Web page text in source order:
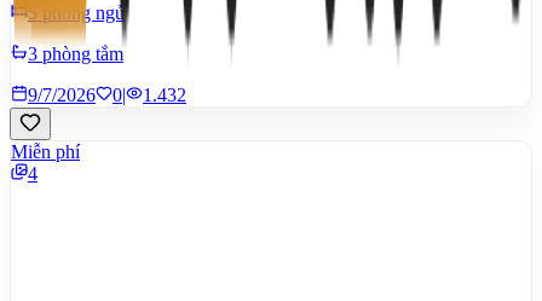
5 phòng ngủ
3 phòng tắm
9/7/2026
0| 1.432
Miễn phí
4